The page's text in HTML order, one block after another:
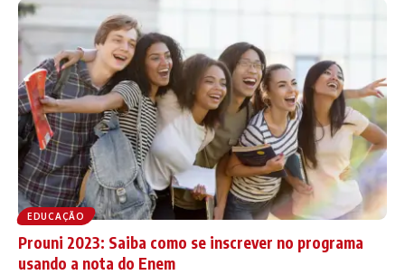
EDUCAÇÃO
Prouni 2023: Saiba como se inscrever no programa
usando a nota do Enem